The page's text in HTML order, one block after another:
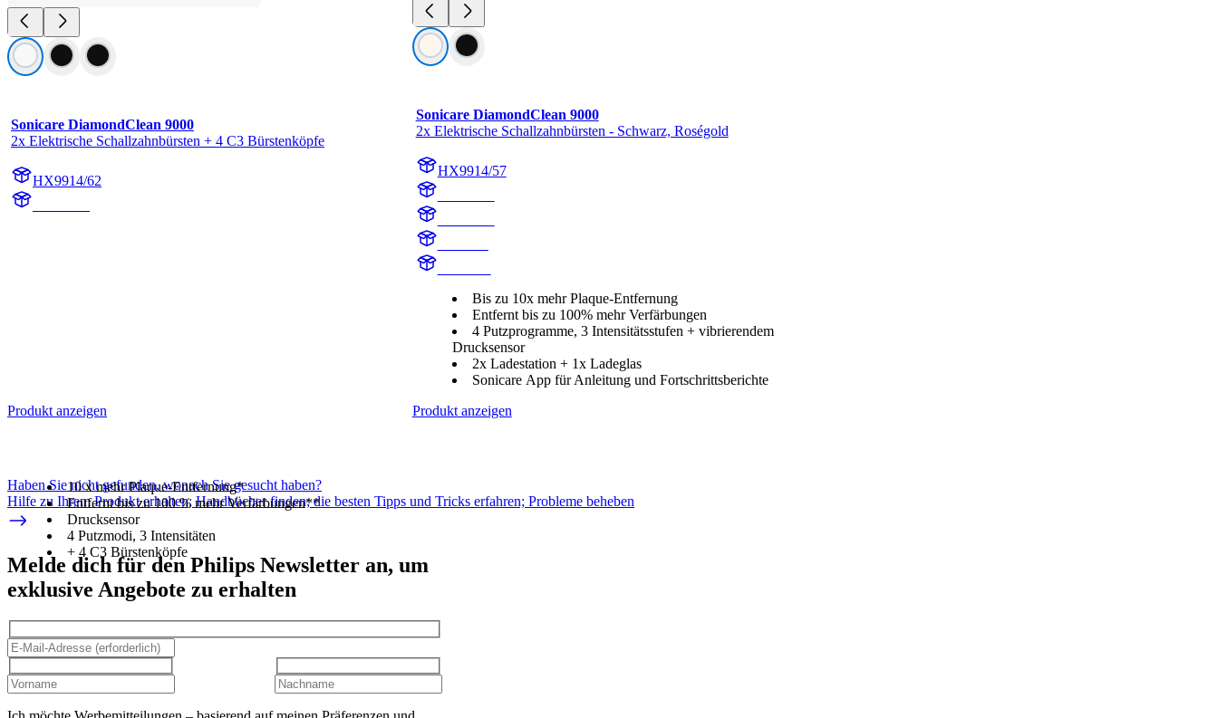
Sonicare DiamondClean 9000
2x Elektrische Schallzahnbürsten + 4 C3 Bürstenköpfe
HX9914/62
10 x mehr Plaque-Entfernung*
Entfernt bis zu 100 % mehr Verfärbungen**
Drucksensor
4 Putzmodi, 3 Intensitäten
+ 4 C3 Bürstenköpfe
Produkt anzeigen
Sonicare DiamondClean 9000
2x Elektrische Schallzahnbürsten - Schwarz, Roségold
HX9914/57
Bis zu 10x mehr Plaque-Entfernung
Entfernt bis zu 100% mehr Verfärbungen
4 Putzprogramme, 3 Intensitätsstufen + vibrierendem
Drucksensor
2x Ladestation + 1x Ladeglas
Sonicare App für Anleitung und Fortschrittsberichte
Produkt anzeigen
Haben Sie nicht gefunden, wonach Sie gesucht haben?
Hilfe zu Ihrem Produkt erhalten; Handbücher finden; die besten Tipps und Tricks erfahren; Probleme beheben
Melde dich für den Philips Newsletter an, um
exklusive Angebote zu erhalten